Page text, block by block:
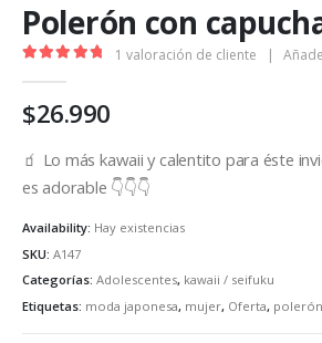
Polerón con
1 valoración de cliente |
$26.990
🧃 Lo más kawaii y calentito para éste
es adorable 👇👇👇
Availability: Hay existencias
SKU: A147
Categorías: Adolescentes, kawaii / seifuku
Etiquetas: moda japonesa, mujer, Oferta, polerón